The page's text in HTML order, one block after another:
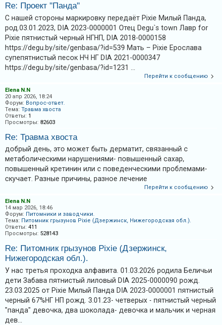
Re: Проект "Панда"
С нашей стороны маркировку передаёт Pixie Милый Панда,
род.03.01.2023, DIA 2023-0000001 Отец Degu`s town Лавр for
Pixie пятнистый черный НГНП, DIA 2018-0000158
https://degu.by/site/genbasa/?id=539 Мать – Pixie Ерослава
супепятнистый песок НЧ НГ DIA 2021-0000347
https://degu.by/site/genbasa/?id=1231 ...
Перейти к сообщению
Elena N.N
20 апр 2026, 18:24
Форум: Вопрос-ответ.
Тема: Травма хвоста
Ответы: 1
Просмотры: 82603
Re: Травма хвоста
добрый день, это может быть дерматит, связанный с
метаболическими нарушениями- повышенный сахар,
повышенный кретинин или с поведенческими проблемами-
скучает. Разные причины, разное лечение
Перейти к сообщению
Elena N.N
14 мар 2026, 18:46
Форум: Питомники и заводчики.
Тема: Питомник грызунов Pixie (Дзержинск, Нижегородская обл.).
Ответы: 411
Просмотры: 528143
Re: Питомник грызунов Pixie (Дзержинск,
Нижегородская обл.).
У нас третья проходка алфавита. 01.03.2026 родила Беличьи
дети Забава пятнистый лиловый DIA 2025-0000090 рожд.
23.03.2025 от Pixie Милый Панда DIA 2023-0000001 пятнистый
черный 67%НГ НП рожд. 3.01.23- четверых - пятнистый черный
"панда" девочка, два шоколада- девочка и мальчик и черная
дев...